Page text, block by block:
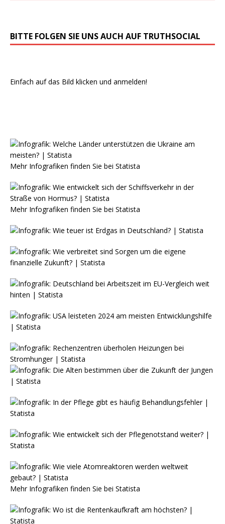
BITTE FOLGEN SIE UNS AUCH AUF TRUTHSOCIAL
Einfach auf das Bild klicken und anmelden!
Mehr Infografiken finden Sie bei Statista
Mehr Infografiken finden Sie bei Statista
Mehr Infografiken finden Sie bei Statista